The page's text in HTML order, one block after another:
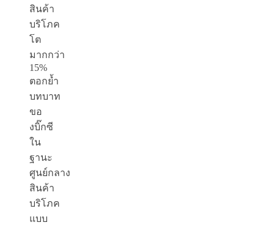
สินค้า
บริโภค
โต
มากกว่า
15%
ตอกย้ำ
บทบาท
ขอ
งบิ๊กซี
ใน
ฐานะ
ศูนย์กลาง
สินค้า
บริโภค
แบบ